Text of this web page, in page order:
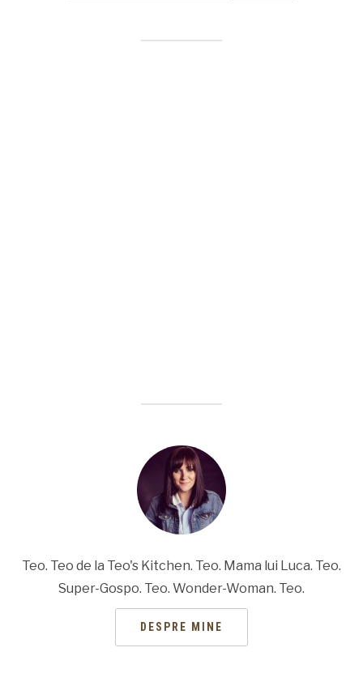
Teo. Teo de la Teo's Kitchen. Teo. Mama lui Luca. Teo.
Super-Gospo. Teo. Wonder-Woman. Teo.
DESPRE MINE